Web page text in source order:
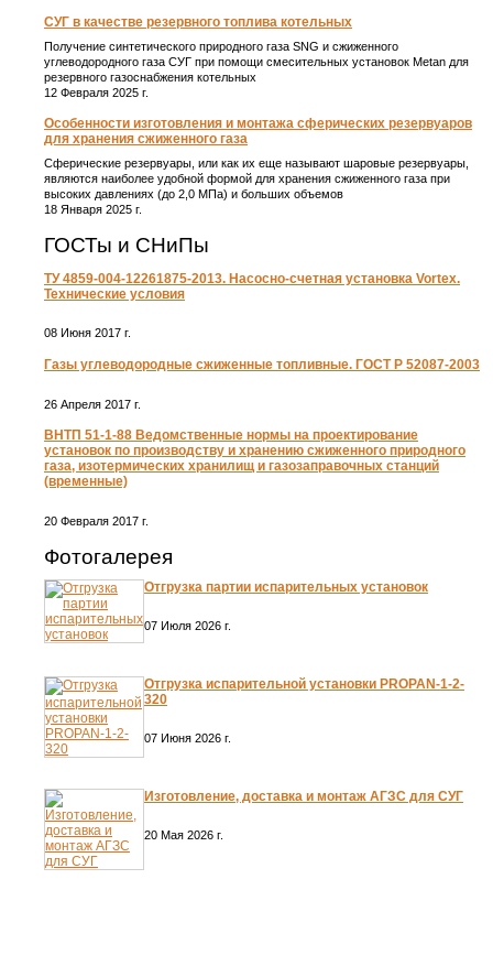
СУГ в качестве резервного топлива котельных
Получение синтетического природного газа SNG и сжиженного
углеводородного газа СУГ при помощи смесительных установок Metan для
резервного газоснабжения котельных
12 Февраля 2025 г.
Особенности изготовления и монтажа сферических резервуаров
для хранения сжиженного газа
Сферические резервуары, или как их еще называют шаровые резервуары,
являются наиболее удобной формой для хранения сжиженного газа при
высоких давлениях (до 2,0 МПа) и больших объемов
18 Января 2025 г.
ГОСТы и СНиПы
ТУ 4859-004-12261875-2013. Насосно-счетная установка Vortex.
Технические условия
08 Июня 2017 г.
Газы углеводородные сжиженные топливные. ГОСТ Р 52087-2003
26 Апреля 2017 г.
ВНТП 51-1-88 Ведомственные нормы на проектирование
установок по производству и хранению сжиженного природного
газа, изотермических хранилищ и газозаправочных станций
(временные)
20 Февраля 2017 г.
Фотогалерея
Отгрузка партии испарительных установок
07 Июля 2026 г.
Отгрузка испарительной установки PROPAN-1-2-
320
07 Июня 2026 г.
Изготовление, доставка и монтаж АГЗС для СУГ
20 Мая 2026 г.